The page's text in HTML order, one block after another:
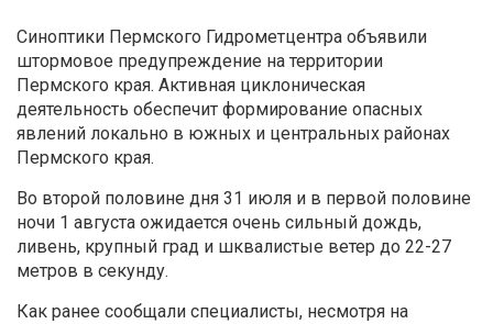
Синоптики Пермского Гидрометцентра объявили
штормовое предупреждение на территории
Пермского края. Активная циклоническая
деятельность обеспечит формирование опасных
явлений локально в южных и центральных районах
Пермского края.
Во второй половине дня 31 июля и в первой половине
ночи 1 августа ожидается очень сильный дождь,
ливень, крупный град и шквалистые ветер до 22-27
метров в секунду.
Как ранее сообщали специалисты, несмотря на